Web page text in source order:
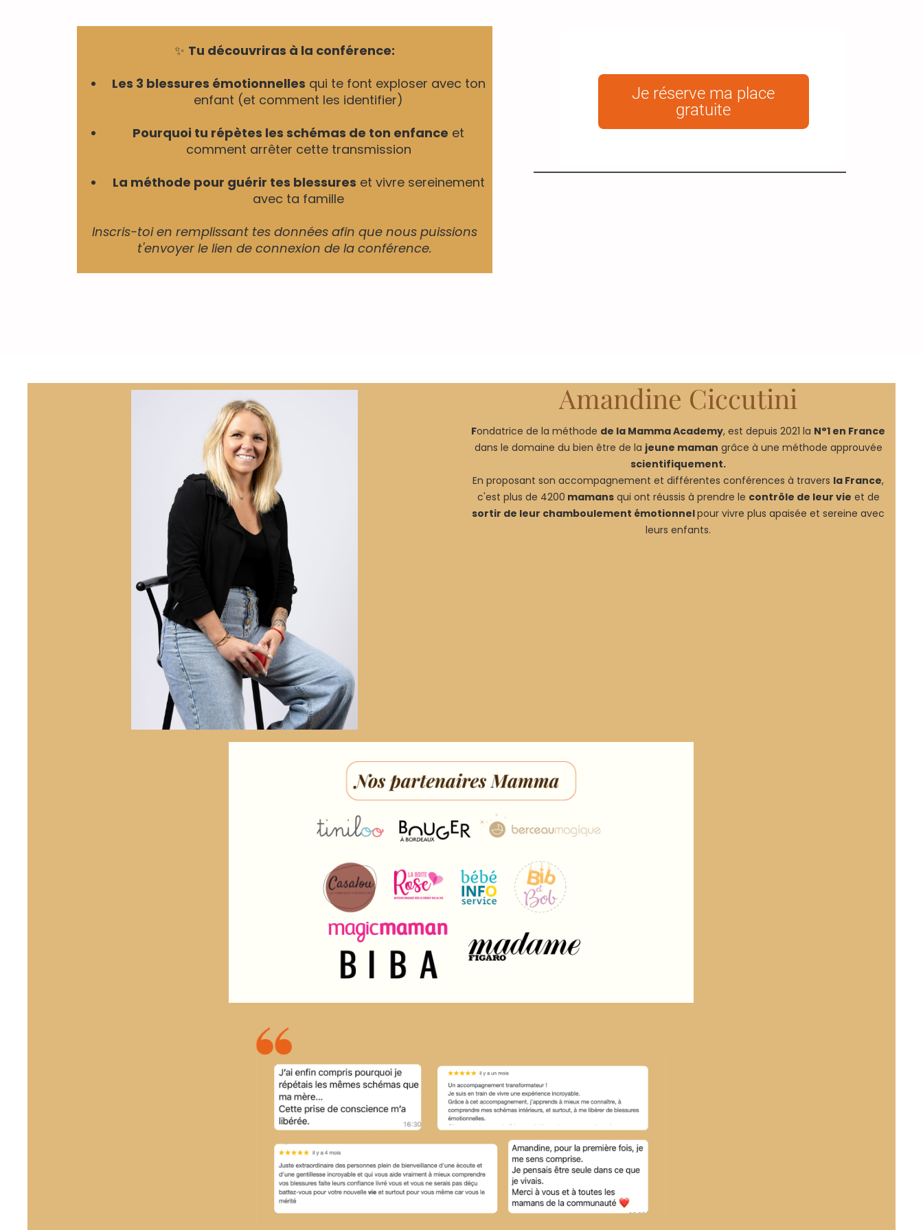
✨ Tu découvriras à la conférence:
Les 3 blessures émotionnelles qui te font exploser avec ton
enfant (et comment les identifier)
Pourquoi tu répètes les schémas de ton enfance et
comment arrêter cette transmission
La méthode pour guérir tes blessures et vivre sereinement
avec ta famille
Inscris-toi en remplissant tes données afin que nous puissions
t'envoyer le lien de connexion de la conférence.
Je réserve ma place
gratuite
Amandine Ciccutini
Fondatrice de la méthode de la Mamma Academy, est depuis 2021 la N°1 en France
dans le domaine du bien être de la jeune maman grâce à une méthode approuvée
scientifiquement.
En proposant son accompagnement et différentes conférences à travers la France,
c'est plus de 4200 mamansqui ont réussis à prendre le contrôle de leur vie et de
sortir de leur chamboulement émotionnelpour vivre plus apaisée et sereine avec
leurs enfants.